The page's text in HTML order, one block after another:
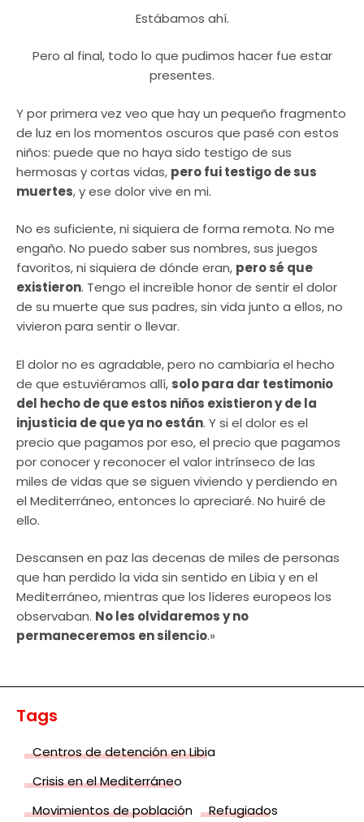
Estábamos ahí.
Pero al final, todo lo que pudimos hacer fue estar
presentes.
Y por primera vez veo que hay un pequeño fragmento
de luz en los momentos oscuros que pasé con estos
niños: puede que no haya sido testigo de sus
hermosas y cortas vidas, pero fui testigo de sus
muertes, y ese dolor vive en mi.
No es suficiente, ni siquiera de forma remota. No me
engaño. No puedo saber sus nombres, sus juegos
favoritos, ni siquiera de dónde eran, pero sé que
existieron. Tengo el increíble honor de sentir el dolor
de su muerte que sus padres, sin vida junto a ellos, no
vivieron para sentir o llevar.
El dolor no es agradable, pero no cambiaría el hecho
de que estuviéramos allí, solo para dar testimonio
del hecho de que estos niños existieron y de la
injusticia de que ya no están. Y si el dolor es el
precio que pagamos por eso, el precio que pagamos
por conocer y reconocer el valor intrínseco de las
miles de vidas que se siguen viviendo y perdiendo en
el Mediterráneo, entonces lo apreciaré. No huiré de
ello.
Descansen en paz las decenas de miles de personas
que han perdido la vida sin sentido en Libia y en el
Mediterráneo, mientras que los líderes europeos los
observaban. No les olvidaremos y no
permaneceremos en silencio.»
Tags
Centros de detención en Libia
Crisis en el Mediterráneo
Movimientos de población
Refugiados